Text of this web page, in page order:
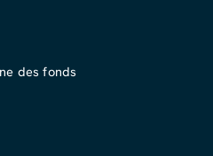
des fonds